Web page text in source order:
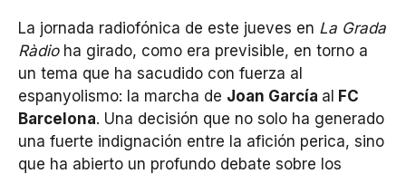
La jornada radiofónica de este jueves en La Grada
Ràdioha girado, como era previsible, en torno a
un tema que ha sacudido con fuerza al
espanyolismo: la marcha de Joan García al FC
Barcelona. Una decisión que no solo ha generado
una fuerte indignación entre la afición perica, sino
que ha abierto un profundo debate sobre los